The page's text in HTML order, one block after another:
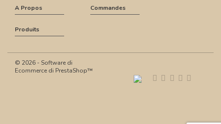
A Propos Commandes
Produits
© 2026 - Software di
Ecommerce di PrestaShop™